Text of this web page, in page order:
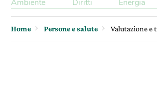
Ambiente Diritti Energia
Home Persone e salute Valutazione e